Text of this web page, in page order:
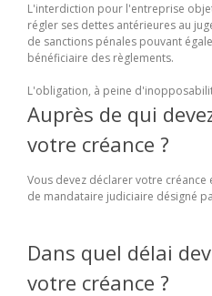
L'interdiction pour l'entreprise
régler ses dettes antérieures au
de sanctions pénales pouvant
bénéficiaire des règlements.
L'obligation, à peine
Auprès de qui
votre créance ?
Vous devez déclarer votre créance
de mandataire judiciaire désigné
Dans quel délai
votre créance ?